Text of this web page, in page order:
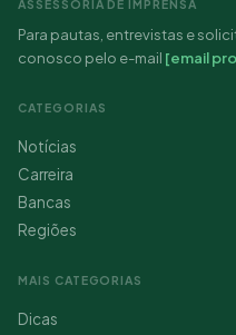
ASSESSORIA DE IMPRENSA
Para pautas, entrevistas e
conosco pelo e-mail [email
CATEGORIAS
Notícias
Carreira
Bancas
Regiões
MAIS CATEGORIAS
Dicas